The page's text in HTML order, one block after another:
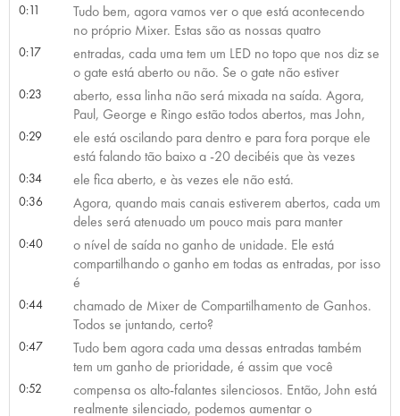
0:11
Tudo bem, agora vamos ver o que está acontecendo
no próprio Mixer. Estas são as nossas quatro
0:17
entradas, cada uma tem um LED no topo que nos diz se
o gate está aberto ou não. Se o gate não estiver
0:23
aberto, essa linha não será mixada na saída. Agora,
Paul, George e Ringo estão todos abertos, mas John,
0:29
ele está oscilando para dentro e para fora porque ele
está falando tão baixo a -20 decibéis que às vezes
0:34 ele fica aberto, e às vezes ele não está.
0:36
Agora, quando mais canais estiverem abertos, cada um
deles será atenuado um pouco mais para manter
0:40
o nível de saída no ganho de unidade. Ele está
compartilhando o ganho em todas as entradas, por isso
é
0:44
chamado de Mixer de Compartilhamento de Ganhos.
Todos se juntando, certo?
0:47
Tudo bem agora cada uma dessas entradas também
tem um ganho de prioridade, é assim que você
0:52
compensa os alto-falantes silenciosos. Então, John está
realmente silenciado, podemos aumentar o